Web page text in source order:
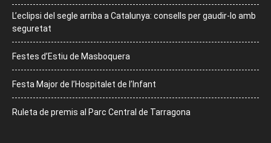
L’eclipsi del segle arriba a Catalunya: consells per gaudir-lo amb
seguretat
Festes d’Estiu de Masboquera
Festa Major de l’Hospitalet de l’Infant
Ruleta de premis al Parc Central de Tarragona